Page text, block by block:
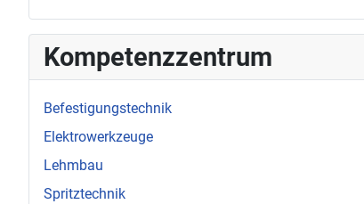
Kompetenzzentrum
Befestigungstechnik
Elektrowerkzeuge
Lehmbau
Spritztechnik